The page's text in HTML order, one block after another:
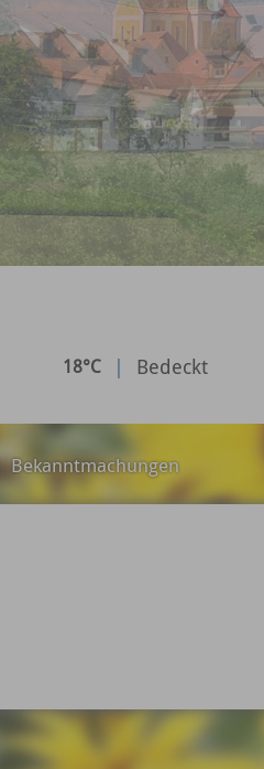
18°C | Bedeckt
Bekanntmachungen